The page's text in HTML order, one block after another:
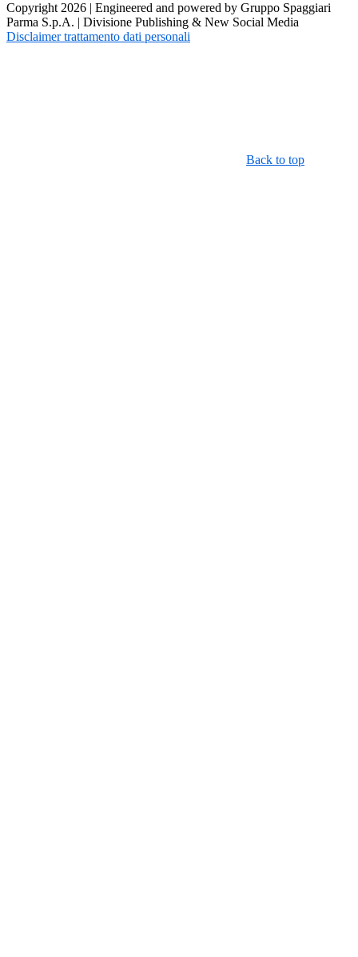
Copyright 2026 | Engineered and powered by Gruppo Spaggiari
Parma S.p.A. | Divisione Publishing & New Social Media
Disclaimer trattamento dati personali
Back to top